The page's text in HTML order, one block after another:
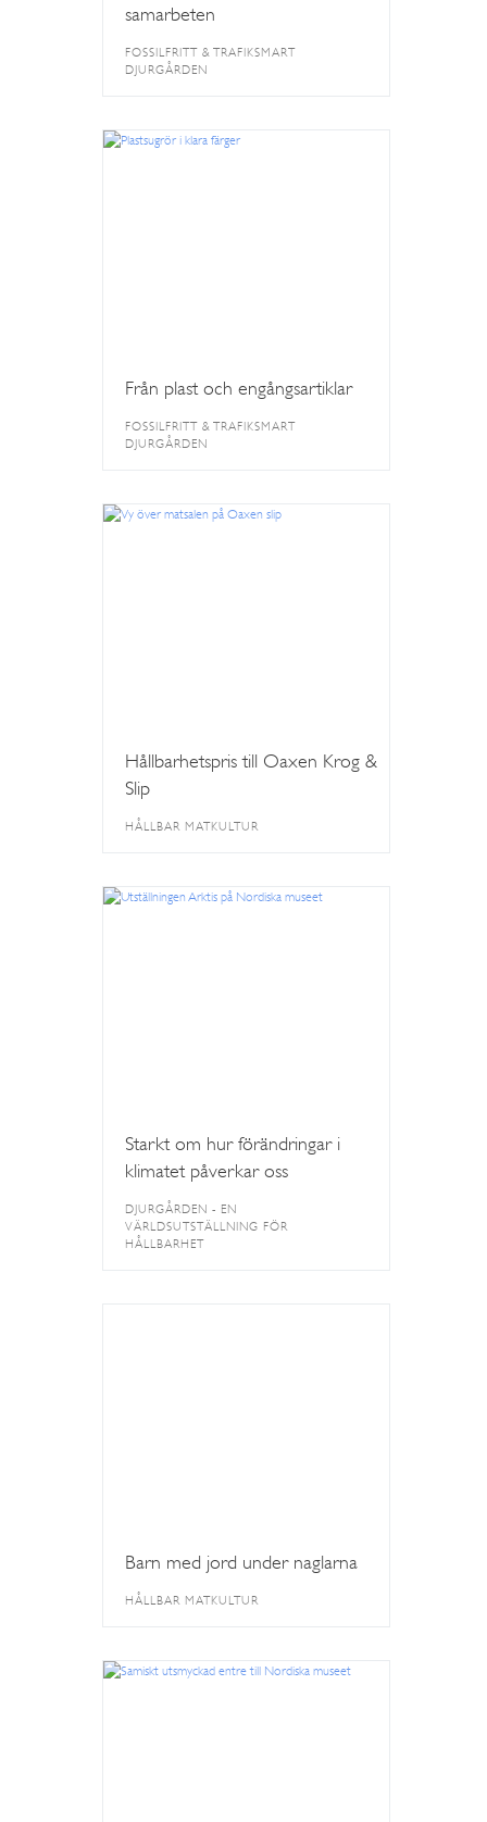
samarbeten
FOSSILFRITT & TRAFIKSMART
DJURGÅRDEN
Från plast och engångsartiklar
FOSSILFRITT & TRAFIKSMART
DJURGÅRDEN
Hållbarhetspris till Oaxen Krog &
Slip
HÅLLBAR MATKULTUR
Starkt om hur förändringar i
klimatet påverkar oss
DJURGÅRDEN - EN
VÄRLDSUTSTÄLLNING FÖR
HÅLLBARHET
Barn med jord under naglarna
HÅLLBAR MATKULTUR